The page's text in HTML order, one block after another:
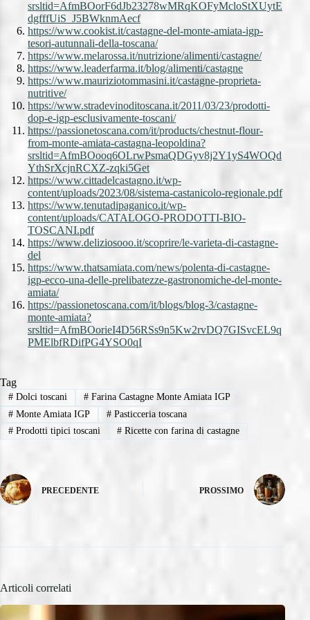
srsltid=AfmBOorF6dJb23278wMRqKOFyMcloStXUytE
dgfffUiS_J5BWknmAecf
https://www.cookist.it/castagne-del-monte-amiata-igp-
tesori-autunnali-della-toscana/
https://www.melarossa.it/nutrizione/alimenti/castagne/
https://www.leaderfarma.it/blog/alimenti/castagne
https://www.mauriziotommasini.it/castagne-proprieta-
nutritive/
https://www.stradevinoditoscana.it/2011/03/23/prodotti-
dop-e-igp-esclusivamente-toscani/
https://passionetoscana.com/it/products/chestnut-flour-
from-monte-amiata-castagna-leopoldina?
srsltid=AfmBOooq6OLrwPsmaQDGyv8j2Y1yS4WOQd
YthSrXcjnRCXZ-zqki5Get
https://www.cittadelcastagno.it/wp-
content/uploads/2023/08/sistema-castanicolo-regionale.pdf
https://www.tenutadipaganico.it/wp-
content/uploads/CATALOGO-PRODOTTI-BIO-
TOSCANI.pdf
https://www.deliziosooo.it/scoprire/le-varieta-di-castagne-
del
https://www.thatsamiata.com/news/polenta-di-castagne-
igp-ecco-una-delle-prelibatezze-gastronomiche-del-monte-
amiata/
https://passionetoscana.com/it/blogs/blog-3/castagne-
monte-amiata?
srsltid=AfmBOorieI4D56RSs9n5Kw2rvDQ7GISvcEL9q
PMElbfRDifPG4YSO0qI
Tag
#Dolci toscani #Farina Castagne Monte Amiata IGP
#Monte Amiata IGP #Pasticceria toscana
#Prodotti tipici toscani #Ricette con farina di castagne
PRECEDENTE PROSSIMO
Articoli correlati